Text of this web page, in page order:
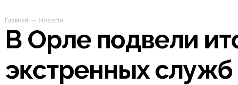
Главная Новости
В Орле подвели
экстренных служб